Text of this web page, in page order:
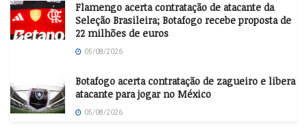
Flamengo acerta contratação de atacante da
Seleção Brasileira; Botafogo recebe proposta de
22 milhões de euros
05/08/2026
Botafogo acerta contratação de zagueiro e libera
atacante para jogar no México
05/08/2026